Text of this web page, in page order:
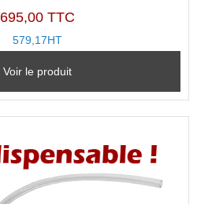
695,00 TTC
579,17HT
Voir le produit